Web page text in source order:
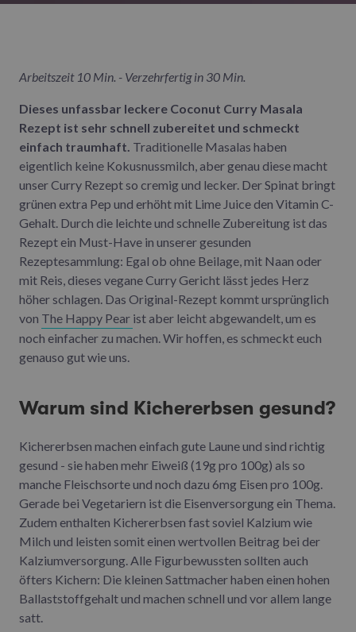
Arbeitszeit 10 Min. - Verzehrfertig in 30 Min.
Dieses unfassbar leckere Coconut Curry Masala
Rezept ist sehr schnell zubereitet und schmeckt
einfach traumhaft. Traditionelle Masalas haben
eigentlich keine Kokusnussmilch, aber genau diese macht
unser Curry Rezept so cremig und lecker. Der Spinat bringt
grünen extra Pep und erhöht mit Lime Juice den Vitamin C-
Gehalt. Durch die leichte und schnelle Zubereitung ist das
Rezept ein Must-Have in unserer gesunden
Rezeptesammlung: Egal ob ohne Beilage, mit Naan oder
mit Reis, dieses vegane Curry Gericht lässt jedes Herz
höher schlagen. Das Original-Rezept kommt ursprünglich
von The Happy Pear ist aber leicht abgewandelt, um es
noch einfacher zu machen. Wir hoffen, es schmeckt euch
genauso gut wie uns.
Warum sind Kichererbsen gesund?
Kichererbsen machen einfach gute Laune und sind richtig
gesund - sie haben mehr Eiweiß (19g pro 100g) als so
manche Fleischsorte und noch dazu 6mg Eisen pro 100g.
Gerade bei Vegetariern ist die Eisenversorgung ein Thema.
Zudem enthalten Kichererbsen fast soviel Kalzium wie
Milch und leisten somit einen wertvollen Beitrag bei der
Kalziumversorgung. Alle Figurbewussten sollten auch
öfters Kichern: Die kleinen Sattmacher haben einen hohen
Ballaststoffgehalt und machen schnell und vor allem lange
satt.